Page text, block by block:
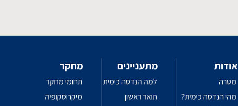
אודות
מטרה
מהי הנדסה כימית?
מתעניינים
למה הנדסה כימית
תואר ראשון
מחקר
תחומי מחקר
מיקרוסקופיה